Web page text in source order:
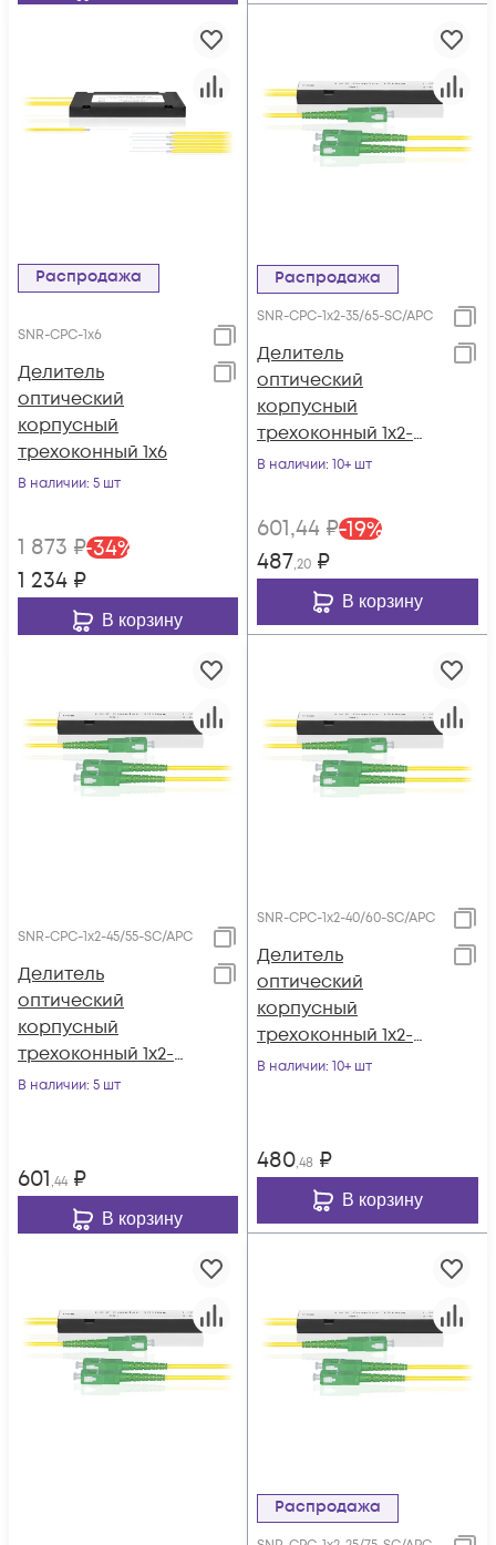
Распродажа
SNR-CPC-1x6
Делитель
оптический
корпусный
трехоконный 1х6
В наличии: 5 шт
1 873 ₽-34%
1 234 ₽
В корзину
Распродажа
SNR-CPC-1x2-35/65-SC/APC
Делитель
оптический
корпусный
трехоконный 1х2-
35/65 SC/APC
В наличии: 10+ шт
601,44 ₽-19%
487,20 ₽
В корзину
SNR-CPC-1x2-45/55-SC/APC
Делитель
оптический
корпусный
трехоконный 1х2-
45/55 SC/APC
В наличии: 5 шт
601,44 ₽
В корзину
SNR-CPC-1x2-40/60-SC/APC
Делитель
оптический
корпусный
трехоконный 1х2-
40/60 SC/APC
В наличии: 10+ шт
480,48 ₽
В корзину
Распродажа